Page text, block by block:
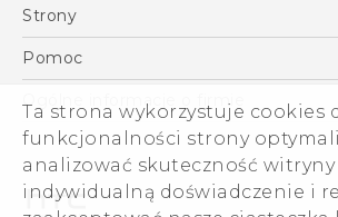
Ta strona wykorzystuje cookies
funkcjonalności strony
analizować skuteczność
indywidualną doświadczenie i
Polish - Wytyczne dotyczące
English - User manual
English - Safety and
Smartfony
VIVE
Akcesoria
Strony
HTC Vive
Pomoc
Pomoc E-commerce
Ogólne informacje o firmie
ESG
Informacje o firmie
Dla inwestorów (angielski)